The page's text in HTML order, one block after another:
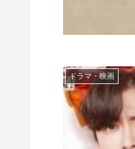
ドラマ・映画